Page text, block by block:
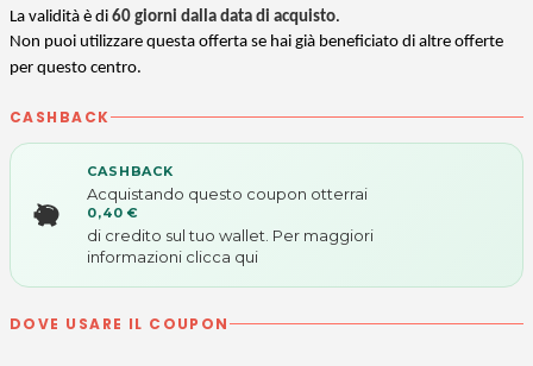
La validità è di 60 giorni dalla data di acquisto.
Non puoi utilizzare questa offerta se hai già beneficiato di altre offerte
per questo centro.
CASHBACK
CASHBACK
Acquistando questo coupon otterrai
0,40 €
di credito sul tuo wallet. Per maggiori
informazioni clicca qui
DOVE USARE IL COUPON